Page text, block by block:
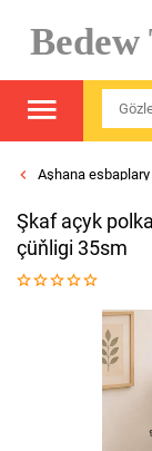
Aşhana esbaplary
Şkaf açyk
çüňligi 35sm